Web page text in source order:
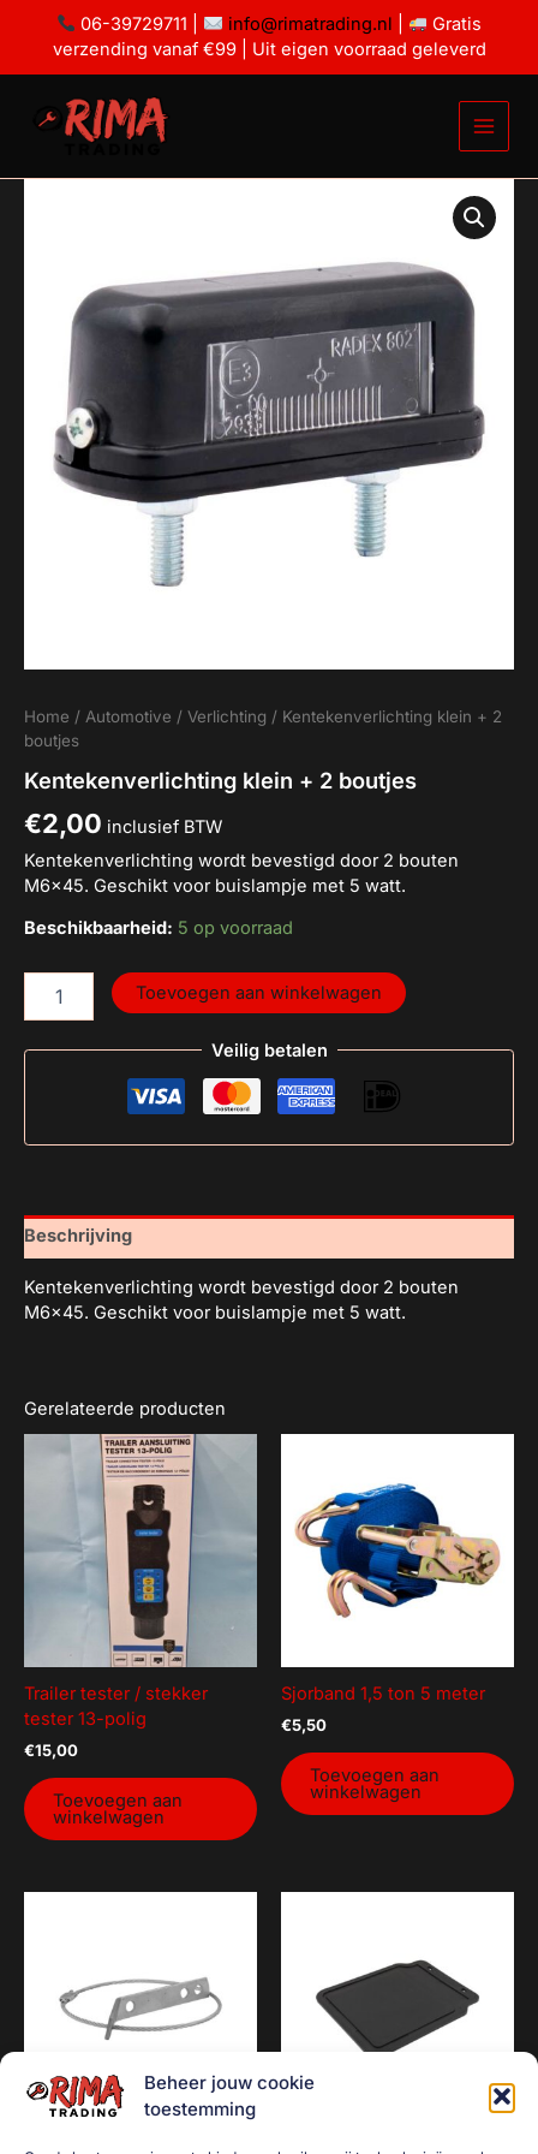
06-39729711 | info@rimatrading.nl
Gratis
verzending vanaf €99 | Uit eigen voorraad geleverd
Beheer jouw cookie
toestemming
Home / Automotive / Verlichting / Kentekenverlichting klein + 2
boutjes
Kentekenverlichting klein + 2 boutjes
€2,00 inclusief BTW
Kentekenverlichting wordt bevestigd door 2 bouten
M6x45. Geschikt voor buislampje met 5 watt.
Beschikbaarheid: 5 op voorraad
Toevoegen aan winkelwagen
Veilig betalen
Beschrijving
Kentekenverlichting wordt bevestigd door 2 bouten
M6x45. Geschikt voor buislampje met 5 watt.
Gerelateerde producten
Trailer tester / stekker
tester 13-polig
€15,00
Toevoegen aan
winkelwagen
Sjorband 1,5 ton 5 meter
€5,50
Toevoegen aan
winkelwagen
boutjes
aantal